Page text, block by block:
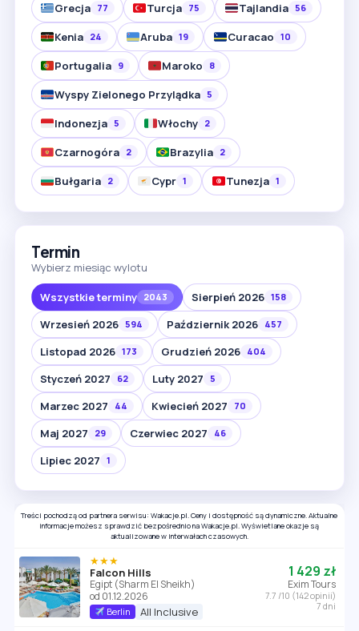
Grecja 77 Turcja 75 Tajlandia 56
Kenia 24 Aruba 19 Curacao 10
Portugalia 9 Maroko 8
Wyspy Zielonego Przylądka 5
Indonezja 5 Włochy 2
Czarnogóra 2 Brazylia 2
Bułgaria 2 Cypr 1 Tunezja 1
Termin
Wybierz miesiąc wylotu
Wszystkie terminy 2043 Sierpień 2026 158
Wrzesień 2026 594 Październik 2026 457
Listopad 2026 173 Grudzień 2026 404
Styczeń 2027 62 Luty 2027 5
Marzec 2027 44 Kwiecień 2027 70
Maj 2027 29 Czerwiec 2027 46
Lipiec 2027 1
Treści pochodzą od partnera serwisu: Wakacje.pl. Ceny i dostępność są dynamiczne. Aktualne
informacje możesz sprawdzić bezpośrednio na Wakacje.pl. Wyświetlane okazje są
aktualizowane w interwałach czasowych.
★★★
Falcon Hills
Egipt (Sharm El Sheikh)
od 01.12.2026
Berlin All Inclusive
1 429 zł
Exim Tours
7.7 /10 (142 opinii)
7 dni